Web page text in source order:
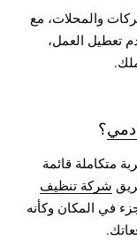
والمحلات، مع
تعطيل العمل،
؟
متكاملة قائمة
شركة تنظيف
في المكان وكأنه